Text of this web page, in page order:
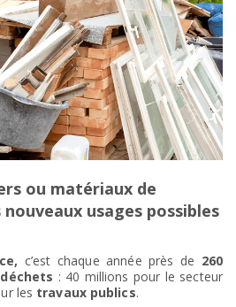
ou matériaux de
usages possibles
c’est chaque année près de 260
: 40 millions pour le secteur
les travaux publics.